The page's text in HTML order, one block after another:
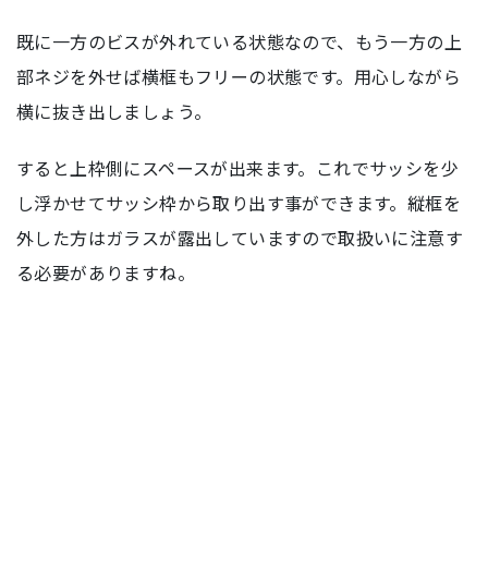
既に一方のビスが外れている状態なので、もう一方の上
部ネジを外せば横框もフリーの状態です。用心しながら
横に抜き出しましょう。
すると上枠側にスペースが出来ます。これでサッシを少
し浮かせてサッシ枠から取り出す事ができます。縦框を
外した方はガラスが露出していますので取扱いに注意す
る必要がありますね。